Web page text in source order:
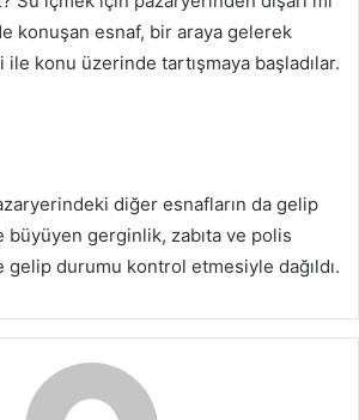
konuşan esnaf, bir araya gelerek
konu üzerinde tartışmaya başladılar.
diğer esnafların da gelip
büyüyen gerginlik, zabıta ve polis
durumu kontrol etmesiyle dağıldı.